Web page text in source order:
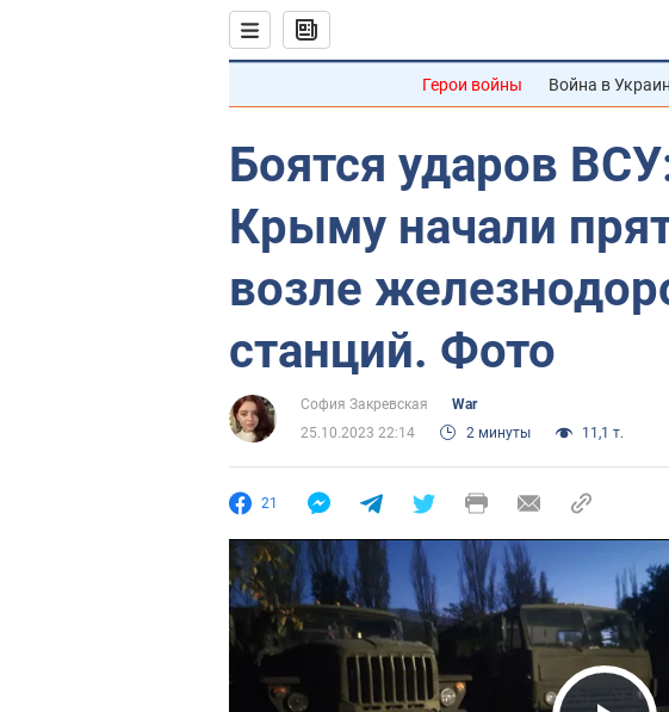
Герои войны Война в
Боятся ударов
Крыму начали
возле
станций. Фото
София Закревская
War
25.10.2023 22:14
2 минуты 11,1 т.
21